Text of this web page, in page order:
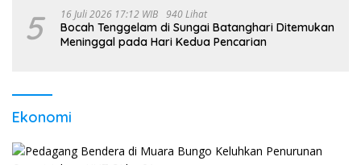
5 16 Juli 2026 17:12 WIB 940 Lihat
Bocah Tenggelam di Sungai Batanghari Ditemukan
Meninggal pada Hari Kedua Pencarian
Ekonomi